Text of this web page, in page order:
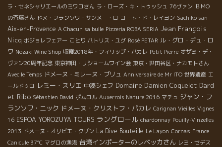
ラ・セネシャリエールのミワコさん ラ・ローズ・キ・トゥッシュ 76ヴァン ＢＭО
の斉藤さん ドヌ・フランソワ・サンメー・ロ コート・ド・レイヨン Sachiko san
Aix-en-Provence A Chacun sa bulle Pizzeria ROBA SERIA Jean François
Nicq ボジョレフェアー ことり パトリス・ユグ Rosé PETAR ル・グロ・デュ・ロ
ワ Nozaki Wine Shop 収穫2018年・フィリップ・パカレ Petit Pierre オザミ・デ・
ヴァン20周年記念 東京神田・リショームワイン会 東京・世田谷区・ナカモトさん
Avec le Temps ドメーヌ・ミレーヌ・ブリュ Anniversaire de Mr ITO 世界遺産 エ
ールドゥロ レミー・スリエ 中湊シェフ Domaine Damien Coquelet Dard
et Ribo Sébastien David ポムロル Auxerrois Nature 2016 マチュ ジャン・フ
ランソワ・ニック ドメーヌ・クリストフ・パカレ Carignan Vieilles Vignes
16 ESPOA YOROZUYA TOURS ラングロール chardonnay Pouilly-Vinzelles
2013 ドメーヌ・オリビエ・クザン La Dive Bouteille Le Layon Cornas France
Canicule 37℃ マグロの漁港 台湾インポーターのレベッカさん レミ・セデス